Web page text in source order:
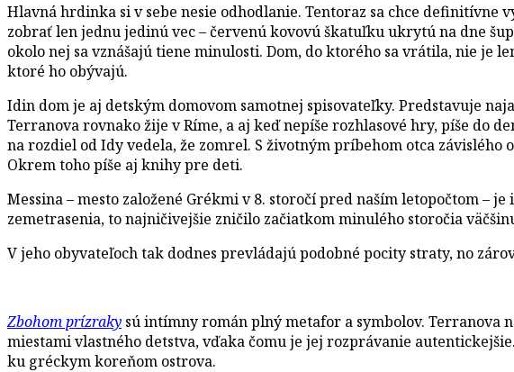
Hlavná hrdinka si v sebe nesie odhodlanie. Tentoraz sa chce definitívne
zobrať len jednu jedinú vec – červenú kovovú škatuľku ukrytú na dne
okolo nej sa vznášajú tiene minulosti. Dom, do ktorého sa vrátila, nie je
ktoré ho obývajú.
Idin dom je aj detským domovom samotnej spisovateľky. Predstavuje
Terranova rovnako žije v Ríme, a aj keď nepíše rozhlasové hry, píše do
na rozdiel od Idy vedela, že zomrel. S životným príbehom otca
Okrem toho píše aj knihy pre deti.
Messina – mesto založené Grékmi v 8. storočí pred naším letopočtom
zemetrasenia, to najničivejšie zničilo začiatkom minulého storočia
V jeho obyvateľoch tak dodnes prevládajú podobné pocity straty, no
Zbohom prízraky sú intímny román plný metafor a symbolov. Terranova
miestami vlastného detstva, vďaka čomu je jej rozprávanie
ku gréckym koreňom ostrova.